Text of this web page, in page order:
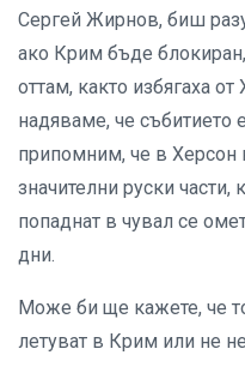
Сергей Жирнов, биш
ако Крим бъде
оттам, както избягаха
надяваме, че събитието
припомним, че в
значителни руски части,
попаднат в чувал се
дни.
Може би ще кажете, че
летуват в Крим или не